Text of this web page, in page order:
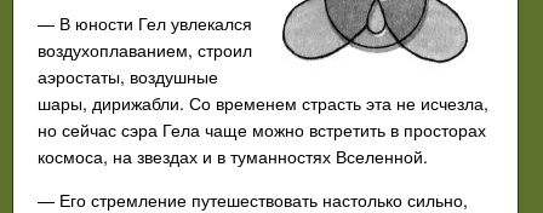
— В юности Гел увлекался
воздухоплаванием, строил
аэростаты, воздушные
шары, дирижабли. Со временем страсть эта не исчезла,
но сейчас сэра Гела чаще можно встретить в просторах
космоса, на звездах и в туманностях Вселенной.
— Его стремление путешествовать настолько сильно,